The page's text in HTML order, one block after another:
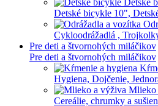
Detské
Detské bicykle 10",
Cykloodrážadlá ,
Pre deti a štvornohých miláčikov
Pre deti a štvornohých miláčikov
Hygiena, Dojčenie,
Mlieko
Cereálie, chrumky a